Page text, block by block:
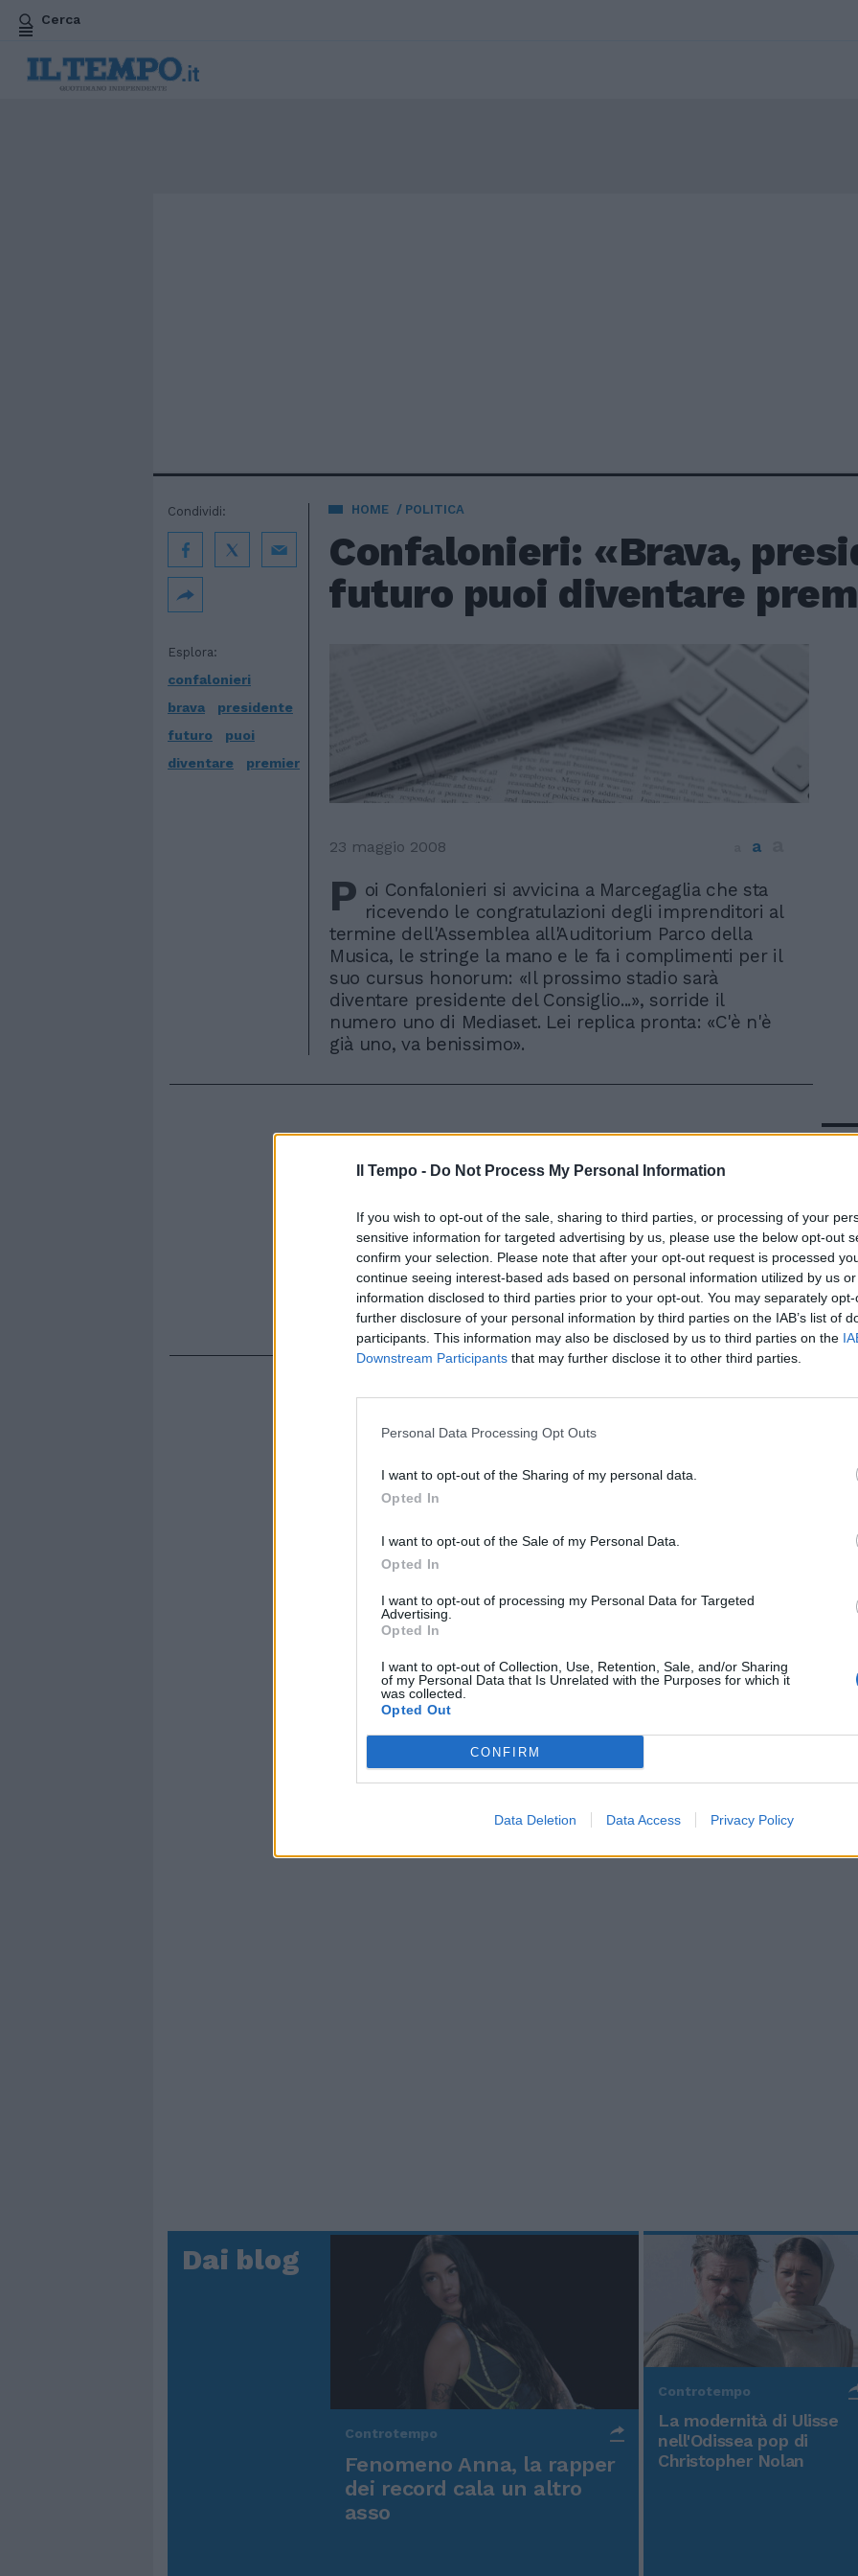
Il Tempo - Do Not Process My Personal Information
If you wish to opt-out of the sale, sharing to third parties, or processing of your
sensitive information for targeted advertising by us, please use the below opt-out
confirm your selection. Please note that after your opt-out request is processed
continue seeing interest-based ads based on personal information utilized by us
information disclosed to third parties prior to your opt-out. You may separately
further disclosure of your personal information by third parties on the IAB’s list of
participants. This information may also be disclosed by us to third parties on the
Downstream Participants that may further disclose it to other third parties.
Personal Data Processing Opt Outs
I want to opt-out of the Sharing of my personal data.
Opted In
I want to opt-out of the Sale of my Personal Data.
Opted In
I want to opt-out of processing my Personal Data for Targeted
Advertising.
Opted In
I want to opt-out of Collection, Use, Retention, Sale, and/or Sharing
of my Personal Data that Is Unrelated with the Purposes for which it
was collected.
Opted Out
CONFIRM
Data Deletion Data Access Privacy Policy
Cerca
HOME POLITICA
Confalonieri: «Brava,
futuro puoi diventare
Esplora:
confalonieri
brava
presidente
futuro
puoi
diventare
premier
Condividi:
23 maggio 2008 a
P oi Confalonieri si avvicina a Marcegaglia che sta
ricevendo le congratulazioni degli imprenditori al
termine dell'Assemblea all'Auditorium Parco della
Musica, le stringe la mano e le fa i complimenti per il
suo cursus honorum: «Il prossimo stadio sarà
diventare presidente del Consiglio...», sorride il
numero uno di Mediaset. Lei replica pronta: «C'è n'è
già uno, va benissimo».
In
Rudy Giuliani a Come States?
americana
Dai blog
Controtempo
Fenomeno Anna, la rapper
dei record cala un altro
asso
Controtempo
La modernità di Ulisse
nell'Odissea pop di
Christopher Nolan